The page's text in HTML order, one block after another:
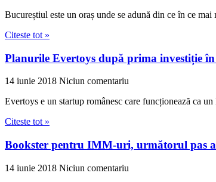
Bucureștiul este un oraș unde se adună din ce în ce
Citeste tot »
Planurile Evertoys după prima investiție
14 iunie 2018 Niciun comentariu
Evertoys e un startup românesc care funcționează ca
Citeste tot »
Bookster pentru IMM-uri, următorul pas
14 iunie 2018 Niciun comentariu